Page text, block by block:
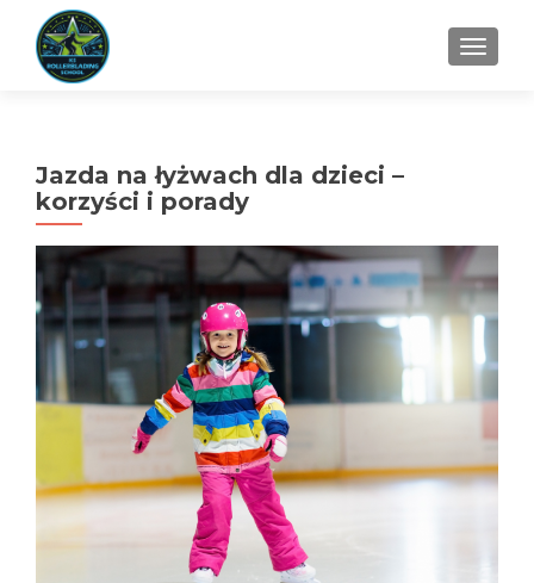
Jazda na łyżwach dla dzieci –
korzyści i porady